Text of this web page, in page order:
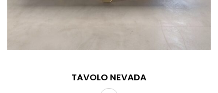
TAVOLO NEVADA